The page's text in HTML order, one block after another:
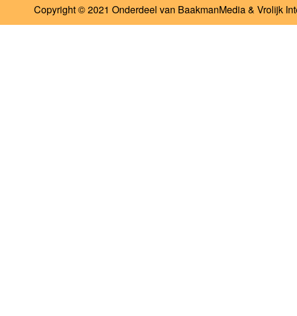
Copyright © 2021 Onderdeel van BaakmanMedia& Vrolijk